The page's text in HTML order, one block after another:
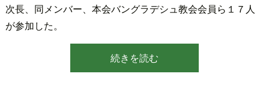
次長、同メンバー、本会バングラデシュ教会会員ら１７人
が参加した。
続きを読む